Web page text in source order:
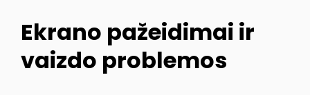
Ekrano pažeidimai ir
vaizdo problemos